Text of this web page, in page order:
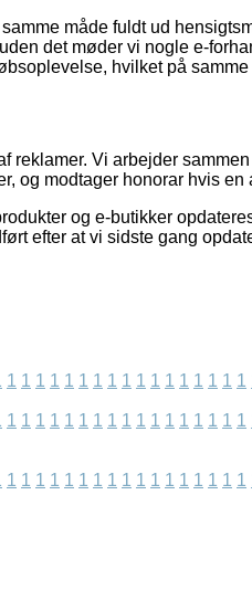
måde fuldt ud
det møder vi nogle e-
hvilket på
reklamer. Vi arbejder
og modtager honorar hvis
og e-butikker
efter at vi sidste gang
1 1 1 1 1 1 1 1 1 1 1 1 1 1 1 1 1
1 1 1 1 1 1 1 1 1 1 1 1 1 1 1 1 1
1 1 1 1 1 1 1 1 1 1 1 1 1 1 1 1 1